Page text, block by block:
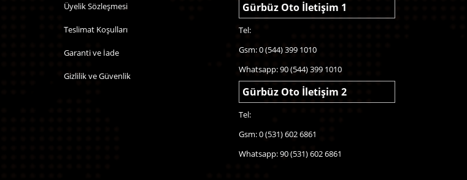
Üyelik Sözleşmesi
Teslimat Koşulları
Garanti ve İade
Gizlilik ve Güvenlik
Gürbüz Oto İletişim 1
Tel:
Gsm: 0 (544) 399 1010
Whatsapp: 90 (544) 399 1010
Gürbüz Oto İletişim 2
Tel:
Gsm: 0 (531) 602 6861
Whatsapp: 90 (531) 602 6861